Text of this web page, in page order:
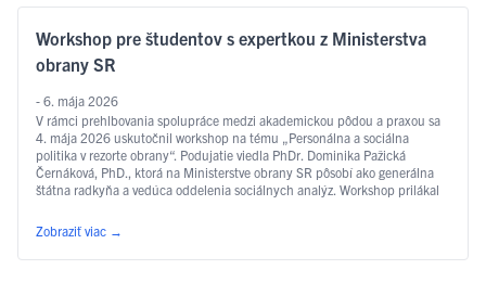
Workshop pre študentov s expertkou z Ministerstva
obrany SR
- 6. mája 2026
V rámci prehlbovania spolupráce medzi akademickou pôdou a praxou sa
4. mája 2026 uskutočnil workshop na tému „Personálna a sociálna
politika v rezorte obrany“. Podujatie viedla PhDr. Dominika Pažická
Černáková, PhD., ktorá na Ministerstve obrany SR pôsobí ako generálna
štátna radkyňa a vedúca oddelenia sociálnych analýz. Workshop prilákal
ďalej
Zobraziť viac →